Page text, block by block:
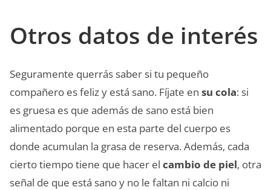
Otros datos de interés
Seguramente querrás saber si tu pequeño
compañero es feliz y está sano. Fíjate en su cola: si
es gruesa es que además de sano está bien
alimentado porque en esta parte del cuerpo es
donde acumulan la grasa de reserva. Además, cada
cierto tiempo tiene que hacer el cambio de piel, otra
señal de que está sano y no le faltan ni calcio ni